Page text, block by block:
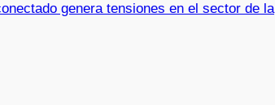
genera tensiones en el sector de la